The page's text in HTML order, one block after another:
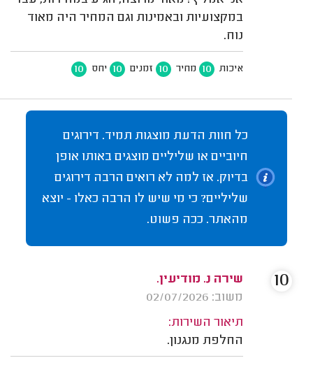
במקצועיות ובאמינות וגם המחיר היה מאוד
נוח.
איכות 10 מחיר 10 זמנים 10 יחס 10
כל חוות הדעת מוצגות תמיד. דירוגים
חיוביים או שליליים מוצגים באותו אופן
בדיוק. אז למה לא רואים הרבה דירוגים
שליליים? כי מי שיש לו הרבה כאלו - יוצא
מהאתר. ככה פשוט.
שירה נ. מודיעין.
משוב: 02/07/2026
תיאור השירות:
החלפת מנגנון.
10